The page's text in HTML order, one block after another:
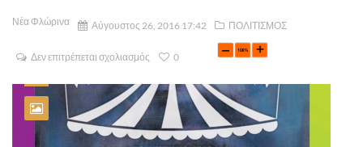
Νέα Φλώρινα Αύγουστος 26, 2016 17:42 ΠΟΛΙΤΙΣΜΟΣ
Δεν επιτρέπεται σχολιασμός 0